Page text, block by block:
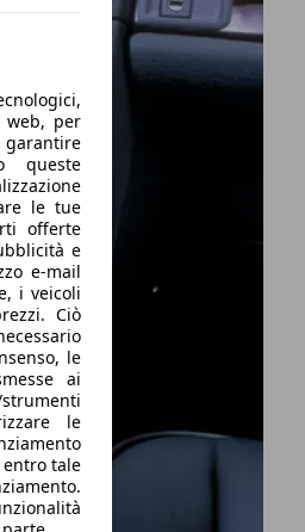
web, per
queste
le tue
offerte
e
e-mail
i veicoli
Ciò
le
ai
le
tale